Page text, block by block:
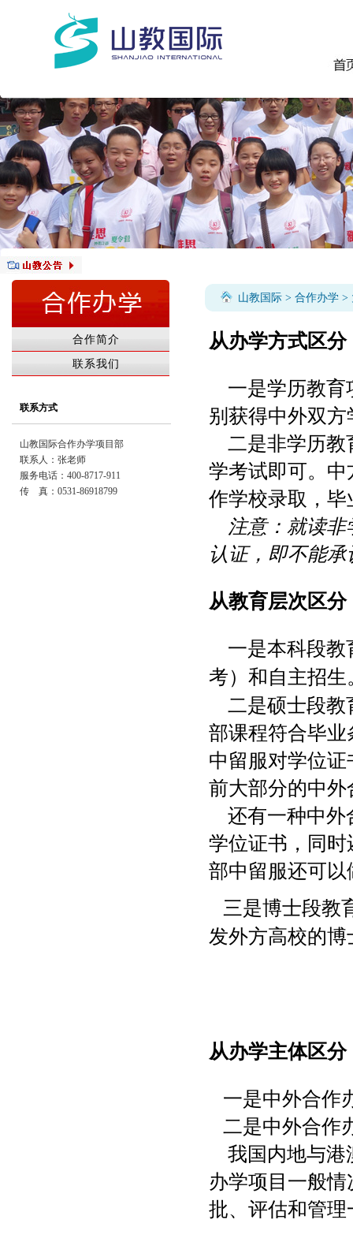
合作简介
联系我们
联系方式
山教国际合作办学项目部
联系人：张老师
服务电话：400-8717-911
传 真：0531-86918799
山教国际 > 合作办学 >
从办学方式区分
一是学历教育
别获得中外双
二是非学历教
学考试即可。
作学校录取，
注意：就读
认证，即不能
从教育层次区分
一是本科段教
考）和自主招生
二是硕士段教
部课程符合毕
中留服对学位
前大部分的中
还有一种中外
学位证书，同
部中留服还可
三是博士段教
发外方高校的
从办学主体区分
一是中外合作
二是中外合作
我国内地与港
办学项目一般
批、评估和管